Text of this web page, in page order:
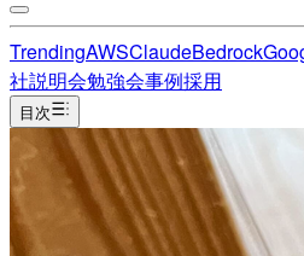
TrendingAWSClaudeBedrock
社説明会勉強会事例採用
目次